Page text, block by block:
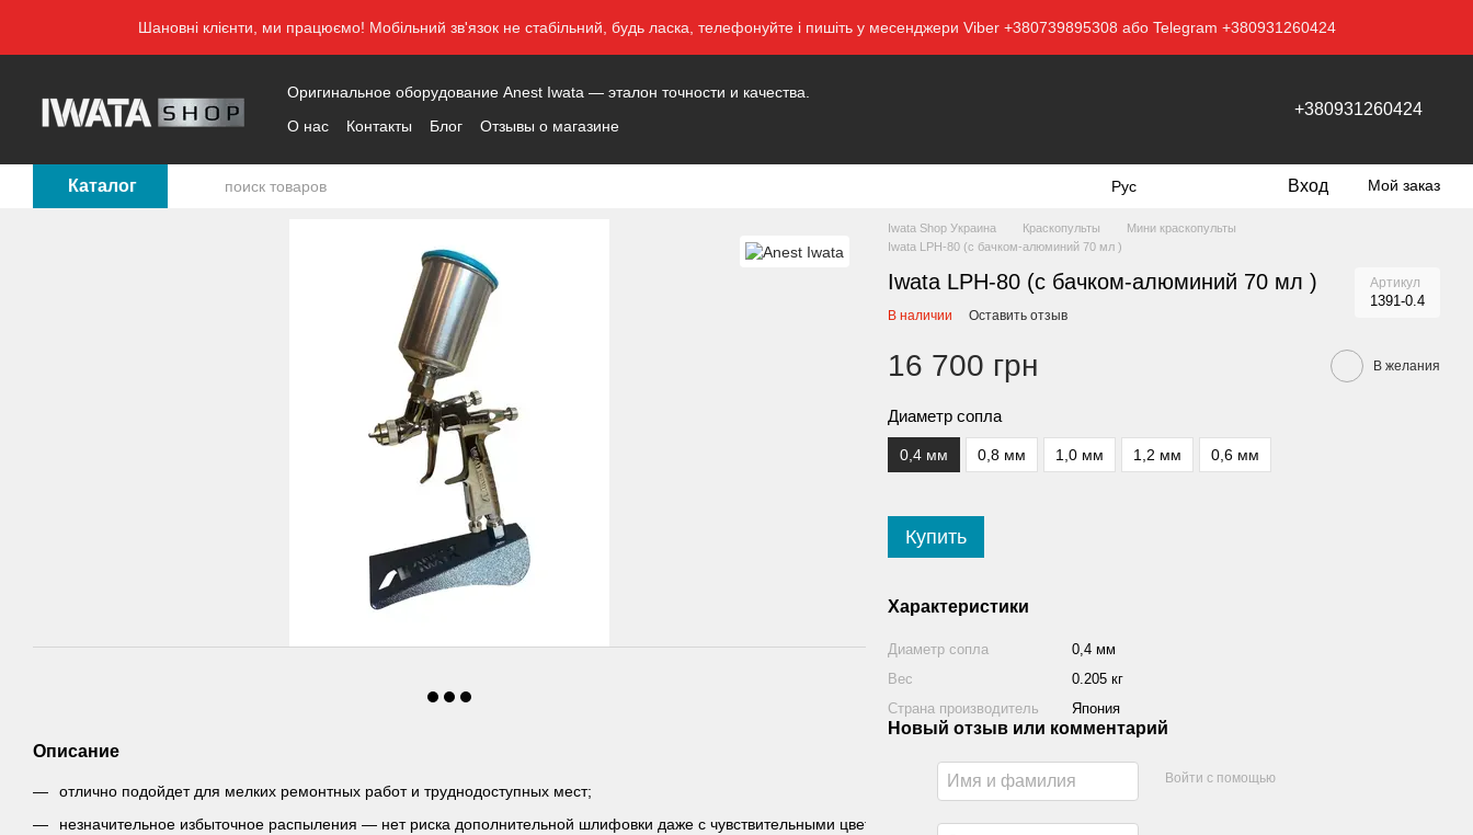
Шановні клієнти, ми працюємо! Мобільний зв'язок не стабільний, будь ласка, телефонуйте і пишіть у месенджери Viber +380739895308 або Telegram +380931260424
Оригинальное оборудование Anest Iwata — эталон точности и качества.
О нас
Контакты Блог Отзывы о магазине
+380931260424
Каталог Рус Вход Мой заказ
Описание
отлично подойдет для мелких ремонтных работ и труднодоступных мест;
незначительное избыточное распыления — нет риска дополнительной шлифовки даже с чувствительными цветами;
Iwata Shop Украина Краскопульты
Мини краскопульты
Iwata LPH-80 (c бачком-алюминий 70 мл )
Iwata LPH-80 (c бачком-алюминий 70 мл ) Артикул
1391-0.4
В наличии Оставить отзыв
16 700 грн В желания
Диаметр сопла
0,4 мм 0,8 мм 1,0 мм 1,2 мм 0,6 мм
Купить
Характеристики
Диаметр сопла
0,4 мм
Вес
0.205 кг
Страна производитель
Япония
Новый отзыв или комментарий
Войти с помощью